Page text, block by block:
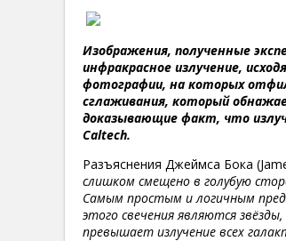
Изображения, полученные
инфракрасное излучение,
фотографии, на которых
сглаживания, который
доказывающие факт, что
Caltech.
Разъяснения Джеймса Бока
слишком смещено в голубую
Самым простым и логичным
этого свечения являются
превышает излучение всех